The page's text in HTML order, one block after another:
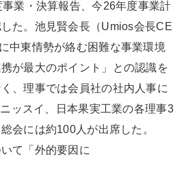
業・決算報告、今26年度事業計
た。池見賢会長（Umios会長CE
中東情勢が絡む困難な事業環境
が最大のポイント」との認識を
、理事では会員社の社内人事に
ッスイ、日本果実工業の各理事3
会には約100人が出席した。
て「外的要因に